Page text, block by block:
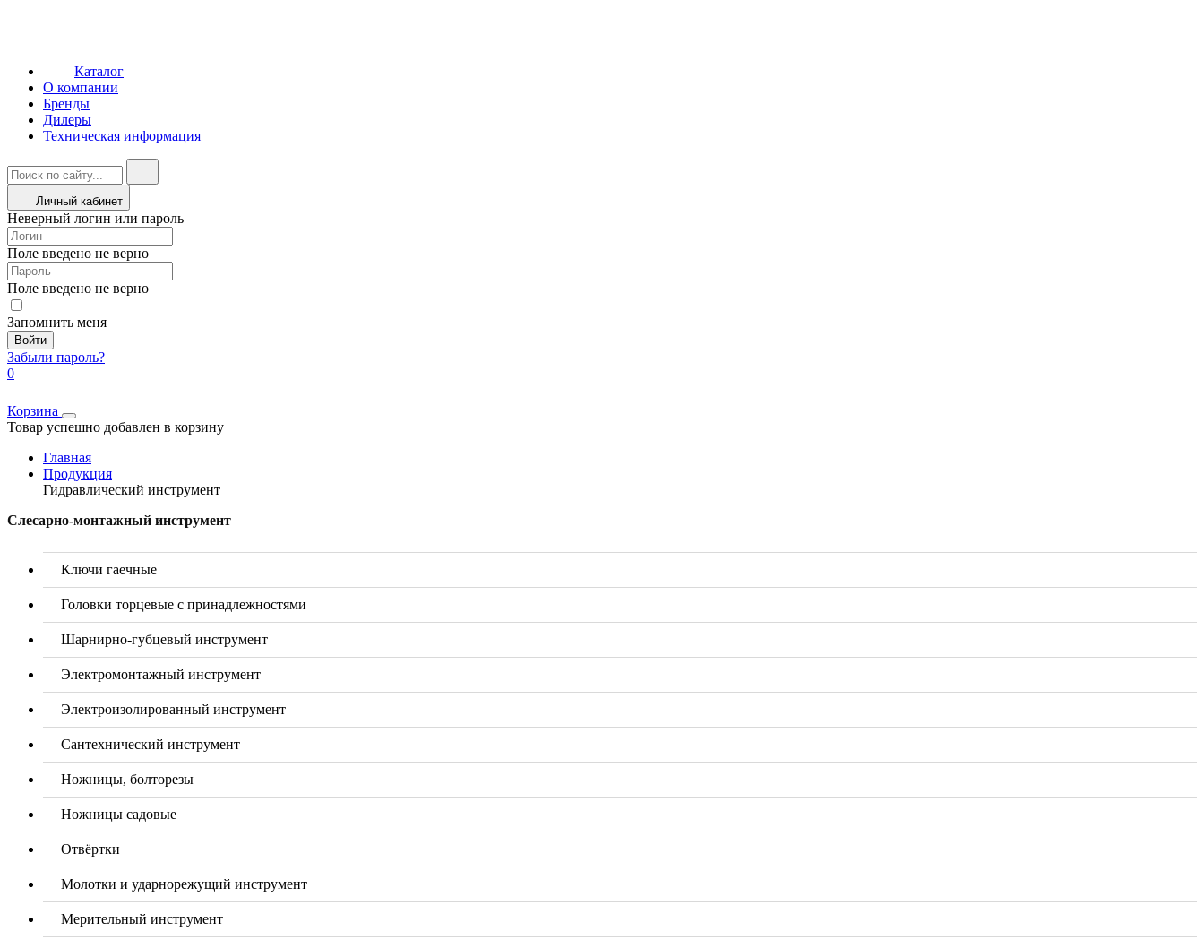
Каталог
О компании
Бренды
Дилеры
Техническая информация
Личный кабинет
Неверный логин или пароль
Поле введено не верно
Поле введено не верно
Запомнить меня
Войти
Забыли пароль?
0
Корзина
Товар успешно добавлен в корзину
Главная
Продукция
Гидравлический инструмент
Слесарно-монтажный инструмент
Ключи гаечные
Головки торцевые с принадлежностями
Шарнирно-губцевый инструмент
Электромонтажный инструмент
Электроизолированный инструмент
Сантехнический инструмент
Ножницы, болторезы
Ножницы садовые
Отвёртки
Молотки и ударнорежущий инструмент
Мерительный инструмент